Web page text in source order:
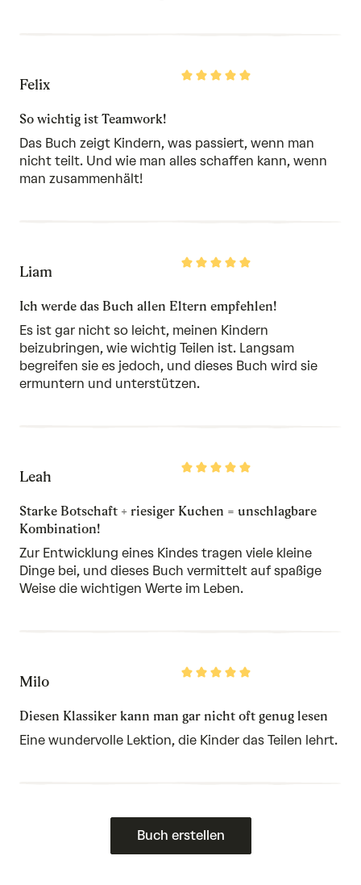
Rated
Felix
So wichtig ist Teamwork!
Das Buch zeigt Kindern, was passiert, wenn man
nicht teilt. Und wie man alles schaffen kann, wenn
man zusammenhält!
Rated
of
Liam
Ich werde das Buch allen Eltern empfehlen!
Es ist gar nicht so leicht, meinen Kindern
beizubringen, wie wichtig Teilen ist. Langsam
begreifen sie es jedoch, und dieses Buch wird sie
ermuntern und unterstützen.
Rated
of
Leah
Starke Botschaft + riesiger Kuchen = unschlagbare
Kombination!
Zur Entwicklung eines Kindes tragen viele kleine
Dinge bei, und dieses Buch vermittelt auf spaßige
Weise die wichtigen Werte im Leben.
Rated
5
Milo
Diesen Klassiker kann man gar nicht oft genug lesen
Eine wundervolle Lektion, die Kinder das Teilen lehrt.
Buch erstellen